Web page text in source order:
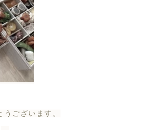
ございます。